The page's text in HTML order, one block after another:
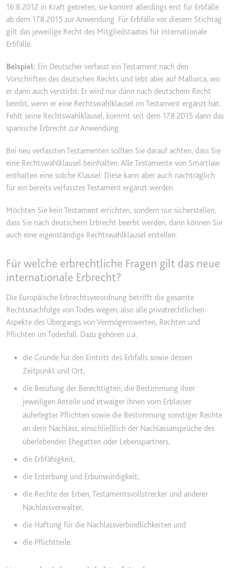
Conversion-Rate der Anzeigen der
Website über mehrere Websites
hinweg gesammelt werden.
_gcl_ls
Zweck:
Verfolgt die Konversionsrate
Werbebannern auf der Website -
Dies dient der Optimierung der
Relevanz der Werbung auf der
Website.
Typ:
HTML Local Storage
Anbieter:
youtube.com
Zweck:
Wird verwendet, um die
Interaktion der Nutzer mit
eingebetteten Inhalten zu
verfolgen.
Ablauf:
180 Tage
__Secure-YEC
Anbieter:
youtube.com
Zweck:
Speichert die
Benutzereinstellungen beim Abruf
eines auf anderen Webseiten
integrierten Youtube-Videos
Ablauf:
Typ:
HTTP-Cookie
Anbieter:
youtube.com
Zweck:
16.8.2012 in Kraft getreten, sie kommt allerdings erst für Erbfälle
ab dem 17.8.2015 zur Anwendung. Für Erbfälle vor diesem Stichtag
gilt das jeweilige Recht des Mitgliedstaates für internationale
Erbfälle.
Beispiel: Ein Deutscher verfasst ein Testament nach den
Vorschriften des deutschen Rechts und lebt aber auf Mallorca, wo
er dann auch verstirbt. Er wird nur dann nach deutschem Recht
beerbt, wenn er eine Rechtswahlklausel im Testament ergänzt hat.
Fehlt seine Rechtswahlklausel, kommt seit dem 17.8.2015 dann das
spanische Erbrecht zur Anwendung.
Bei neu verfassten Testamenten sollten Sie darauf achten, dass Sie
eine Rechtswahlklausel beinhalten. Alle Testamente von Smartlaw
enthalten eine solche Klausel. Diese kann aber auch nachträglich
für ein bereits verfasstes Testament ergänzt werden.
Möchten Sie kein Testament errichten, sondern nur sicherstellen,
dass Sie nach deutschem Erbrecht beerbt werden, dann können Sie
auch eine eigenständige Rechtswahlklausel erstellen.
Für welche erbrechtliche Fragen gilt das neue
internationale Erbrecht?
Die Europäische Erbrechtsverordnung betrifft die gesamte
Rechtsnachfolge von Todes wegen, also alle privatrechtlichen
Aspekte des Übergangs von Vermögenswerten, Rechten und
Pflichten im Todesfall. Dazu gehören u.a.
die Gründe für den Eintritt des Erbfalls sowie dessen
Zeitpunkt und Ort,
die Berufung der Berechtigten, die Bestimmung ihrer
jeweiligen Anteile und etwaiger ihnen vom Erblasser
auferlegter Pflichten sowie die Bestimmung sonstiger Rechte
an dem Nachlass, einschließlich der Nachlassansprüche des
überlebenden Ehegatten oder Lebenspartners,
die Erbfähigkeit,
die Enterbung und Erbunwürdigkeit,
die Rechte der Erben, Testamentsvollstrecker und anderer
Nachlassverwalter,
die Haftung für die Nachlassverbindlichkeiten und
die Pflichtteile.